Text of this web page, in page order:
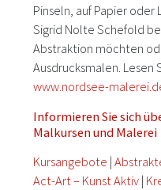
Pinseln, auf Papier oder
Sigrid Nolte Schefold
Abstraktion möchten
Ausdrucksmalen. Lesen
www.nordsee-
Informieren Sie sich
Malkursen und Malerei
Kursangebote |
Act-Art – Kunst Aktiv |